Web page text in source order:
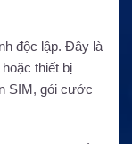
độc lập. Đây là
thiết bị
SIM, gói cước